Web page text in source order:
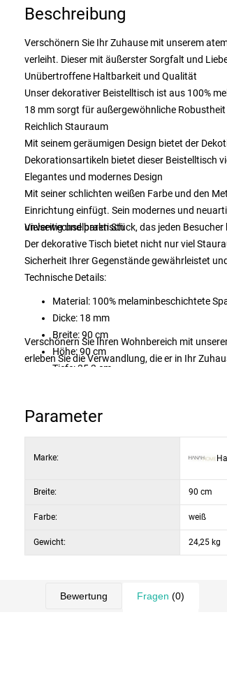
Beschreibung
Verschönern Sie Ihr Zuhause mit unserem
verleiht. Dieser mit äußerster Sorgfalt und
Unübertroffene Haltbarkeit und Qualität
Unser dekorativer Beistelltisch ist aus 100%
18 mm sorgt für außergewöhnliche
Reichlich Stauraum
Mit seinem geräumigen Design bietet der
Dekorationsartikeln bietet dieser Beistelltisch
Elegantes und modernes Design
Mit seiner schlichten weißen Farbe und den
Einrichtung einfügt. Sein modernes und
unverwechselbaren Stück, das jeden
Vielseitig und praktisch
Der dekorative Tisch bietet nicht nur viel
Sicherheit Ihrer Gegenstände gewährleistet
Technische Details:
Material: 100% melaminbeschichtete
Dicke: 18 mm
Breite: 90 cm
Höhe: 90 cm
Tiefe: 35,3 cm
Farbe: Weiß
Verschönern Sie Ihren Wohnbereich mit
erleben Sie die Verwandlung, die er in Ihr
Parameter
Marke:
Breite: 90 cm
Farbe: weiß
Gewicht: 24,25 kg
Bewertung Fragen (0)